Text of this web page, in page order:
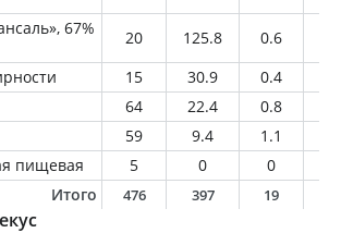
67%
20 125.8 0.6
15 30.9 0.4
64 22.4 0.8
59 9.4 1.1
пищевая
5 0 0
Итого
476 397 19